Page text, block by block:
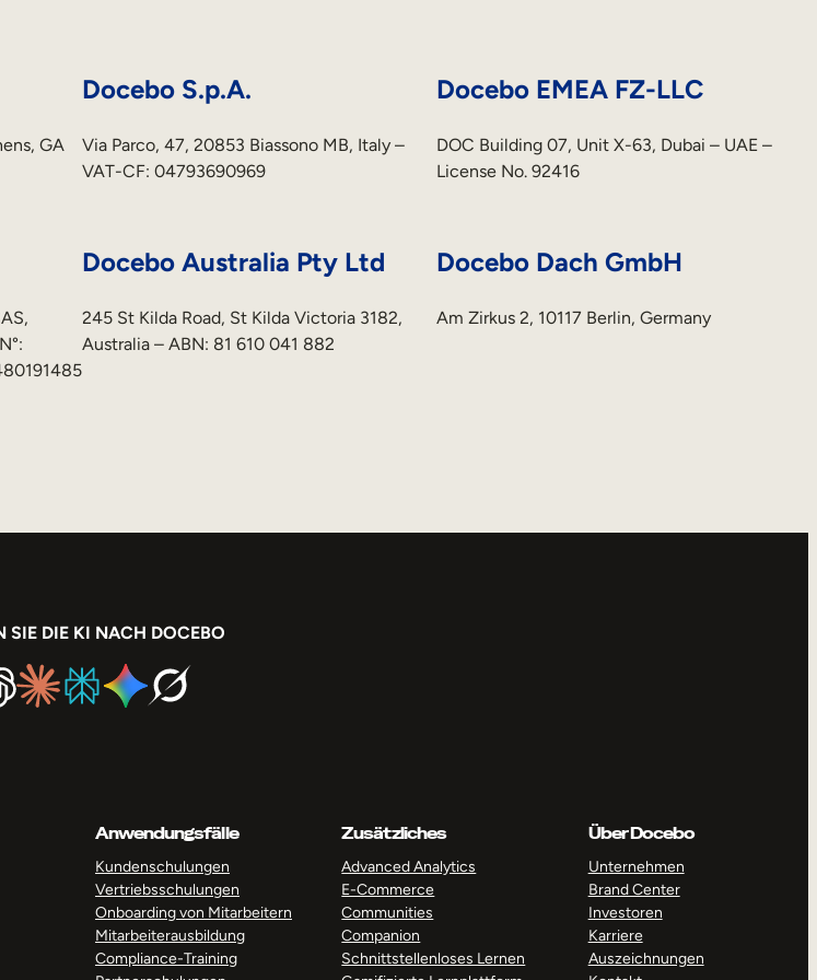
GA
Docebo S.p.A.
Via Parco, 47, 20853 Biassono MB, Italy –
VAT-CF: 04793690969
Docebo EMEA FZ-LLC
DOC Building 07, Unit X-63, Dubai – UAE –
License No. 92416
Docebo Australia Pty Ltd
245 St Kilda Road, St Kilda Victoria 3182,
Australia – ABN: 81 610 041 882
Docebo Dach GmbH
Am Zirkus 2, 10117 Berlin, Germany
SIE DIE KI NACH DOCEBO
Anwendungsfälle
Kundenschulungen
Vertriebsschulungen
Onboarding von Mitarbeitern
Mitarbeiterausbildung
Compliance-Training
Zusätzliches
Advanced Analytics
E-Commerce
Communities
Companion
Schnittstellenloses Lernen
Über Docebo
Unternehmen
Brand Center
Investoren
Karriere
Auszeichnungen